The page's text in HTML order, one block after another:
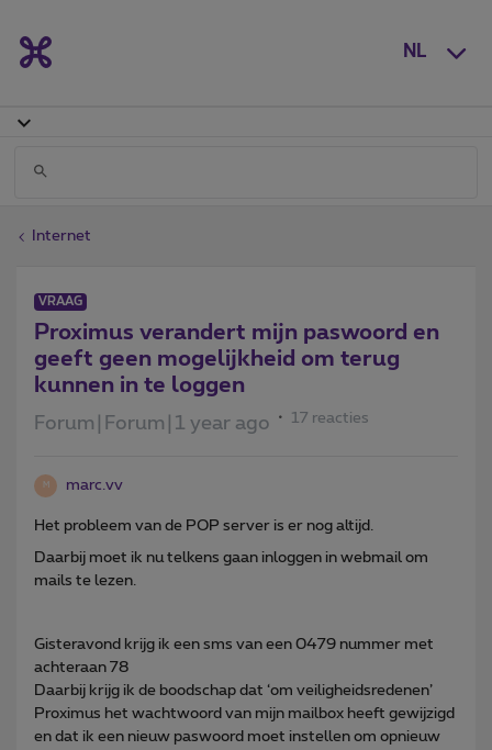
NL
Internet
VRAAG
Proximus verandert mijn paswoord en
geeft geen mogelijkheid om terug
kunnen in te loggen
Forum|Forum|1 year ago 17 reacties
M marc.vv
Het probleem van de POP server is er nog altijd.
Daarbij moet ik nu telkens gaan inloggen in webmail om
mails te lezen.
Gisteravond krijg ik een sms van een 0479 nummer met
achteraan 78
Daarbij krijg ik de boodschap dat ‘om veiligheidsredenen’
Proximus het wachtwoord van mijn mailbox heeft gewijzigd
en dat ik een nieuw paswoord moet instellen om opnieuw